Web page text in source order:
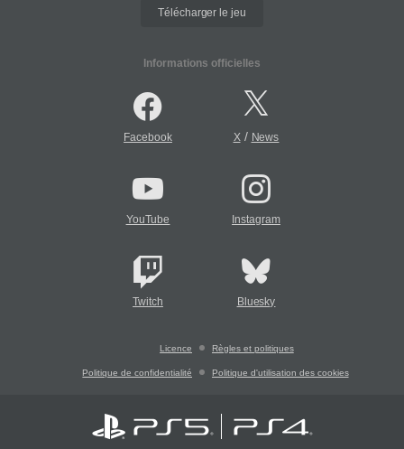
Télécharger le jeu
Informations officielles
Facebook X/ News
YouTube Instagram
Twitch Bluesky
Licence Règles et politiques
Politique de confidentialité Politique d'utilisation des cookies